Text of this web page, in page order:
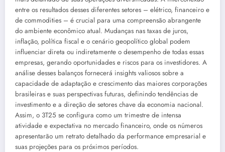
entre os resultados desses diferentes setores – elétrico, financeiro e
de commodities – é crucial para uma compreensão abrangente
do ambiente econômico atual. Mudanças nas taxas de juros,
inflação, política fiscal e o cenário geopolítico global podem
influenciar direta ou indiretamente o desempenho de todas essas
empresas, gerando oportunidades e riscos para os investidores. A
análise desses balanços fornecerá insights valiosos sobre a
capacidade de adaptação e crescimento das maiores corporações
brasileiras e suas perspectivas futuras, definindo tendências de
investimento e a direção de setores chave da economia nacional.
Assim, o 3T25 se configura como um trimestre de intensa
atividade e expectativa no mercado financeiro, onde os números
apresentarão um retrato detalhado da performance empresarial e
suas projeções para os próximos períodos.